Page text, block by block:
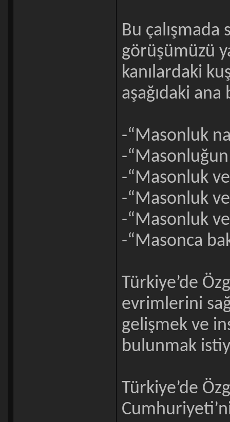
Bu çalışmada
görüşümüzü
kanılardaki
aşağıdaki
-“Masonluk
-“Masonluğun
-“Masonluk ve
-“Masonluk
-“Masonluk
-“Masonca
Türkiye’de
evrimlerini
gelişmek ve
bulunmak
Türkiye’de